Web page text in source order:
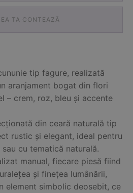
TA CONTEAZĂ
tip fagure, realizată
aranjament bogat din flori
– crem, roz, bleu și accente
din ceară naturală tip
rustic și elegant, ideal pentru
cu tematică naturală.
manual, fiecare piesă fiind
și finețea lumânării,
element simbolic deosebit, ce